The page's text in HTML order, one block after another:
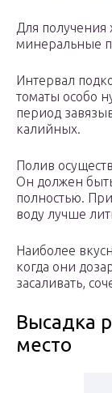
Для получения
минеральные
Интервал
томаты особо
период
калийных.
Полив
Он должен
полностью.
воду лучше
Наиболее
когда они
засаливать,
Высадка
место